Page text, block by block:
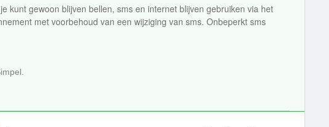
kunt gewoon blijven bellen, sms en internet blijven gebruiken via het
met voorbehoud van een wijziging van sms. Onbeperkt sms